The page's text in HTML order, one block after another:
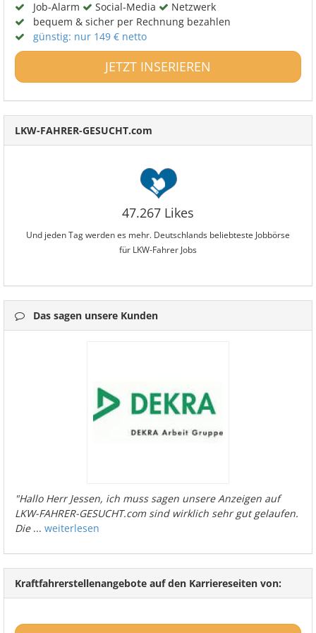
Job-Alarm Social-Media
Netzwerk
bequem & sicher per Rechnung bezahlen
günstig: nur 149 € netto
JETZT INSERIEREN
LKW-FAHRER-GESUCHT.com
47.267 Likes
Und jeden Tag werden es mehr. Deutschlands beliebteste Jobbörse
für LKW-Fahrer Jobs
Das sagen unsere Kunden
"Hallo Herr Jessen, ich muss sagen unsere Anzeigen auf
LKW-FAHRER-GESUCHT.com sind wirklich sehr gut gelaufen.
Die... weiterlesen
Kraftfahrerstellenangebote auf den Karriereseiten von: